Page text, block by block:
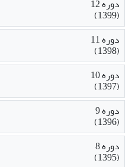
دوره 12
(1399)
دوره 11
(1398)
دوره 10
(1397)
دوره 9
(1396)
دوره 8
(1395)